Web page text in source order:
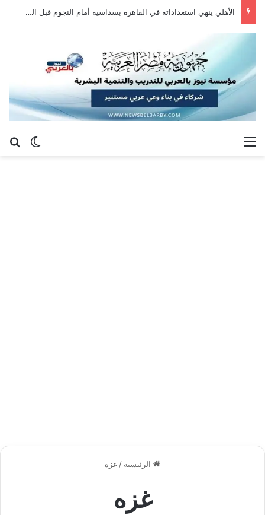
الأهلي ينهي استعداداته في القاهرة بسداسية أمام النجوم قبل السفر إلى إسبانيا
الوضع القائمة
الرئيسية /غزه
غزه